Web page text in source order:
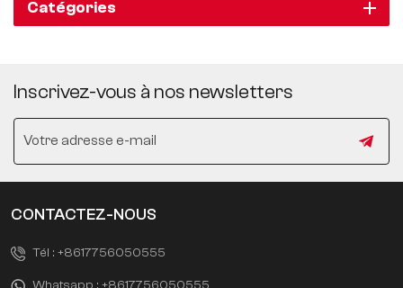
Catégories
Inscrivez-vous à nos newsletters
CONTACTEZ-NOUS
Tél : +8617756050555
Whatsapp : +8617756050555